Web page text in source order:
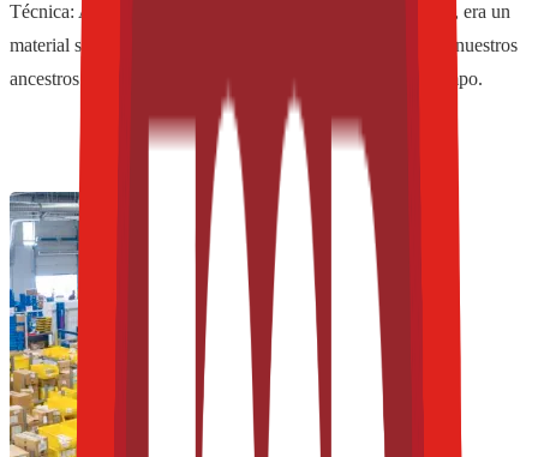
Técnica: Acrílico sobre amate, que, según comenta el autor, era un
material sagrado utilizado por los aztecas, mediante el cual nuestros
ancestros “transportaban” su conocimiento a través del tiempo.